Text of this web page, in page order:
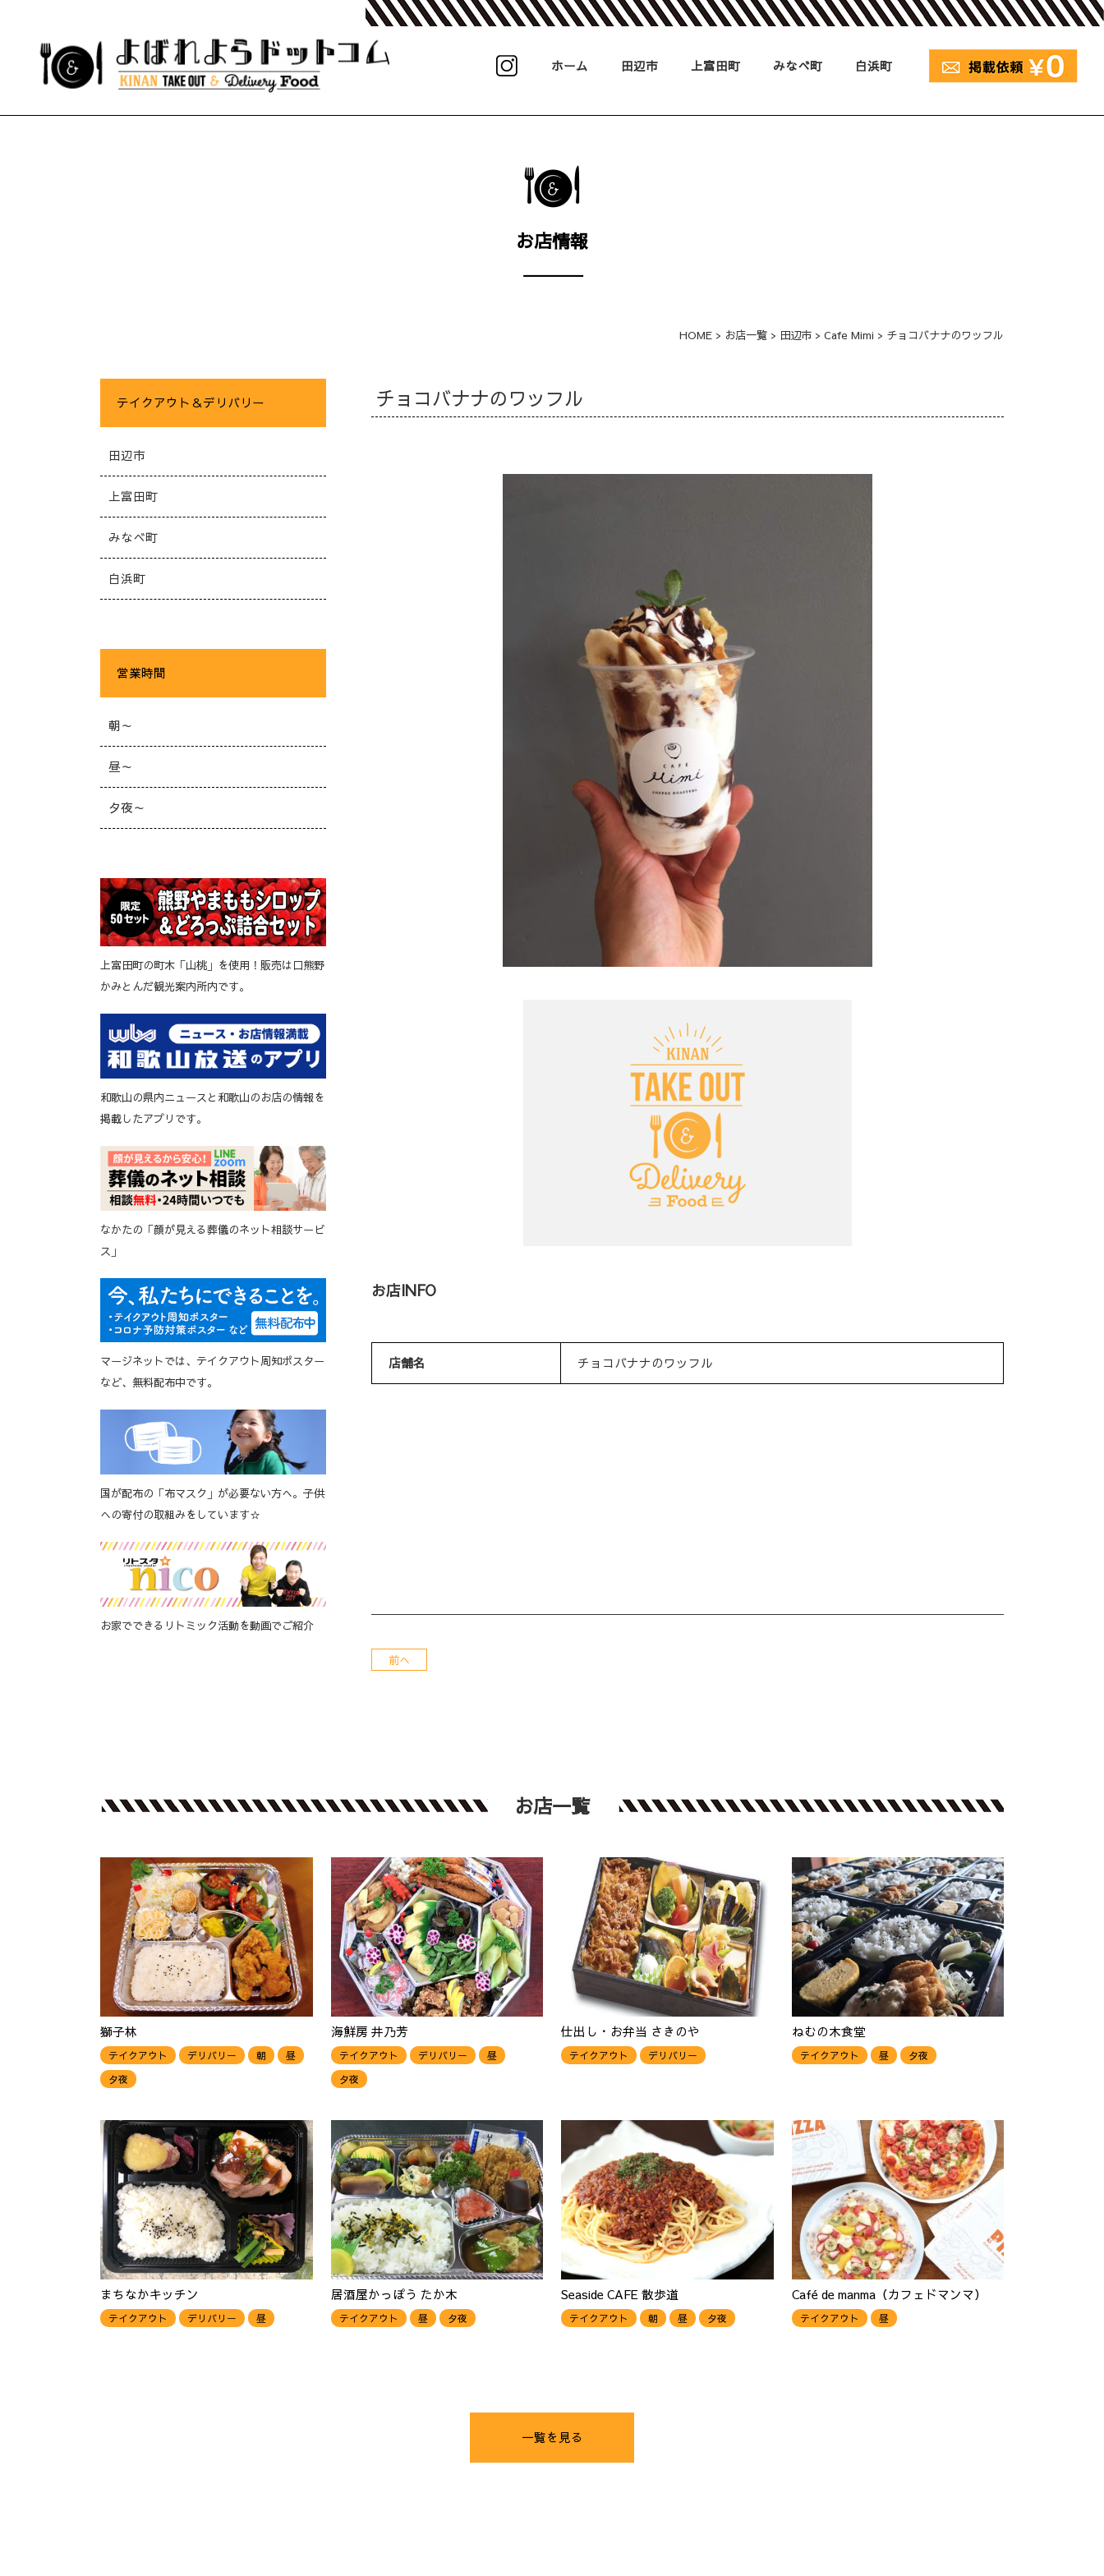
ホーム 田辺市 上富田町 みなべ町 白浜町
お店情報
HOME > お店一覧 > 田辺市 > Cafe Mimi > チョコバナナのワッフル
チョコバナナのワッフル
お店INFO
店舗名 チョコバナナのワッフル
前へ
テイクアウト＆デリバリー
田辺市
上富田町
みなべ町
白浜町
営業時間
朝～
昼～
夕夜～
上富田町の町木「山桃」を使用！販売は口熊野
かみとんだ観光案内所内です。
和歌山の県内ニュースと和歌山のお店の情報を
掲載したアプリです。
なかたの「顔が見える葬儀のネット相談サービ
ス」
マージネットでは、テイクアウト周知ポスター
など、無料配布中です。
国が配布の「布マスク」が必要ない方へ。子供
への寄付の取組みをしています☆
お家でできるリトミック活動を動画でご紹介
お店一覧
獅子林
テイクアウト デリバリー 朝
昼
夕夜
海鮮房 井乃芳
テイクアウト デリバリー
昼
夕夜
仕出し・お弁当 さきのや
テイクアウト デリバリー
ねむの木食堂
テイクアウト 昼 夕夜
まちなかキッチン
テイクアウト デリバリー 昼
居酒屋かっぽう たか木
テイクアウト 昼 夕夜
Seaside CAFE 散歩道
テイクアウト 朝 昼 夕夜
Café de manma（カフェドマンマ）
テイクアウト 昼
一覧を見る